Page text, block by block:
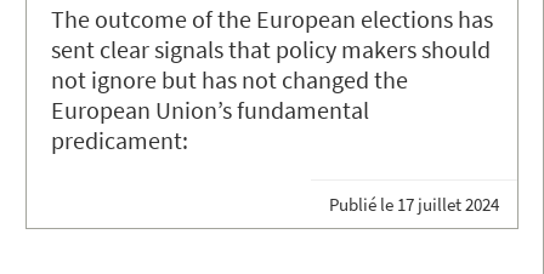
The outcome of the European elections has
sent clear signals that policy makers should
not ignore but has not changed the
European Union’s fundamental
predicament:
Publié le 17 juillet 2024